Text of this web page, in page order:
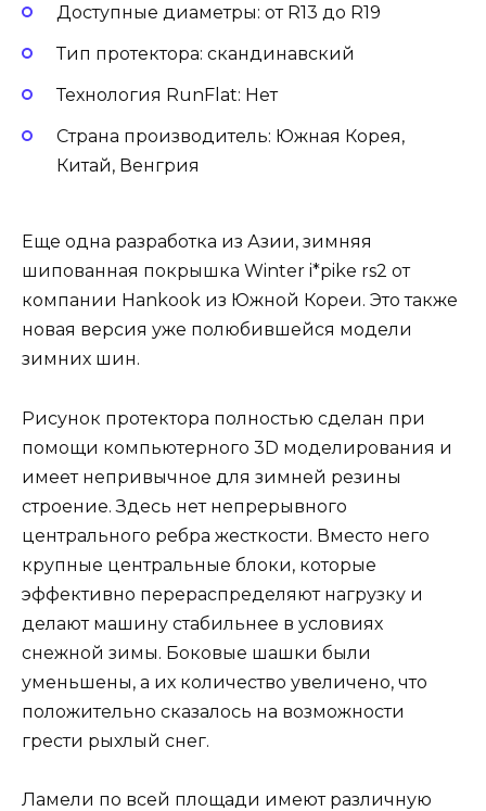
Доступные диаметры: от R13 до R19
Тип протектора: скандинавский
Технология RunFlat: Нет
Страна производитель: Южная Корея,
Китай, Венгрия
Еще одна разработка из Азии, зимняя
шипованная покрышка Winter i*pike rs2 от
компании Hankook из Южной Кореи. Это также
новая версия уже полюбившейся модели
зимних шин.
Рисунок протектора полностью сделан при
помощи компьютерного 3D моделирования и
имеет непривычное для зимней резины
строение. Здесь нет непрерывного
центрального ребра жесткости. Вместо него
крупные центральные блоки, которые
эффективно перераспределяют нагрузку и
делают машину стабильнее в условиях
снежной зимы. Боковые шашки были
уменьшены, а их количество увеличено, что
положительно сказалось на возможности
грести рыхлый снег.
Ламели по всей площади имеют различную